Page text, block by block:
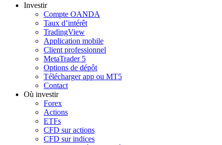
Investir
Compte OANDA
Taux d’intérêt
TradingView
Application mobile
Client professionnel
MetaTrader 5
Options de dépôt
Télécharger app ou MT5
Contact
Où investir
Forex
Actions
ETFs
CFD sur actions
CFD sur indices